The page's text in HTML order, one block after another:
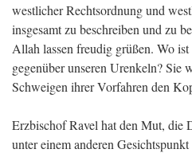
westlicher Rechtsordnung und
insgesamt zu beschreiben und zu
Allah lassen freudig grüßen. Wo
gegenüber unseren Urenkeln? Sie
Schweigen ihrer Vorfahren den
Erzbischof Ravel hat den Mut, die
unter einem anderen